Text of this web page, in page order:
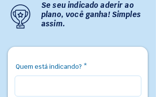
Se seu indicado aderir ao
plano, você ganha! Simples
assim.
Quem está indicando?